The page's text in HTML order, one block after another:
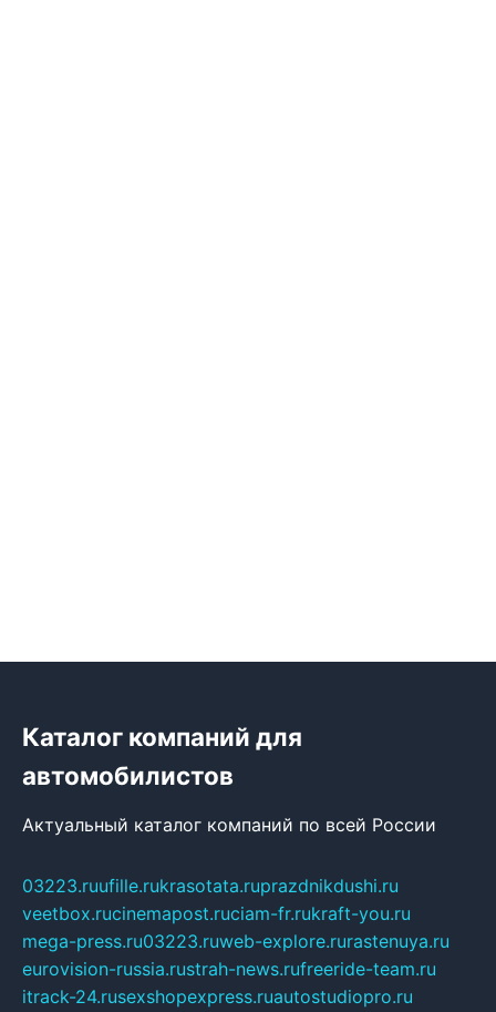
Каталог компаний для
автомобилистов
Актуальный каталог компаний по всей России
03223.ruufille.rukrasotata.ruprazdnikdushi.ru
veetbox.rucinemapost.ruciam-fr.rukraft-you.ru
mega-press.ru03223.ruweb-explore.rurastenuya.ru
eurovision-russia.rustrah-news.rufreeride-team.ru
itrack-24.rusexshopexpress.ruautostudiopro.ru